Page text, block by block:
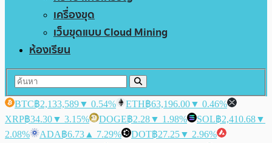
เครื่องขุด
เว็บขุดแบบ Cloud Mining
ห้องเรียน
BTC฿2,133,589▼ 0.54% ETH฿63,196.00▼ 0.46%
XRP฿34.30▼ 3.15% DOGE฿2.28▼ 1.98% SOL฿2,410.68▼
2.08%
ADA฿6.73 ▲ 7.29% DOT฿27.25▼ 2.96%